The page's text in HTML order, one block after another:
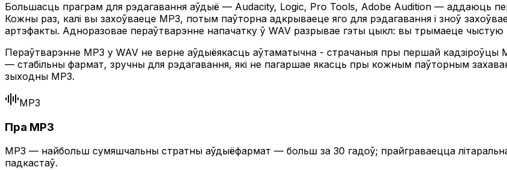
Большасць праграм для рэдагавання аўдыё — Audacity, Logic, Pro Tools, Adobe Audition — аддаюць
Кожны раз, калі вы захоўваеце MP3, потым паўторна адкрываеце яго для рэдагавання і зноў
артэфакты. Адноразовае пераўтварэнне напачатку ў WAV разрывае гэты цыкл: вы трымаеце чыстую
Пераўтварэнне MP3 у WAV не верне аўдыёякасць аўтаматычна - страчаныя пры першай кадзіроўцы
— стабільны фармат, зручны для рэдагавання, які не пагаршае якасць пры кожным паўторным
зыходны MP3.
MP3
Пра MP3
MP3 — найбольш сумяшчальны стратны аўдыёфармат — больш за 30 гадоў; прайграваецца
падкастаў.